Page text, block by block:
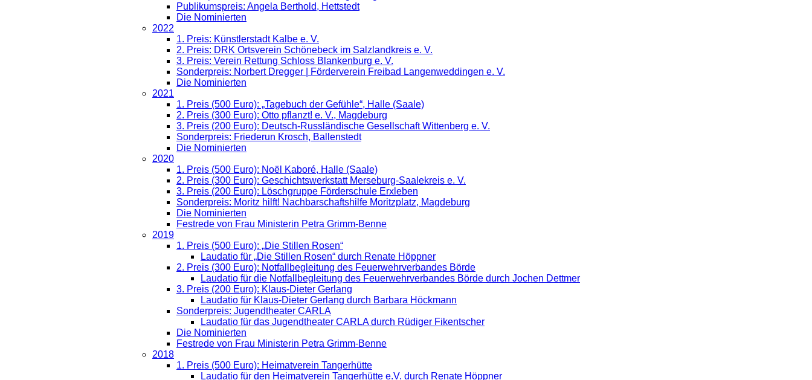
Publikumspreis: Angela Berthold, Hettstedt
Die Nominierten
2022
1. Preis: Künstlerstadt Kalbe e. V.
2. Preis: DRK Ortsverein Schönebeck im Salzlandkreis e. V.
3. Preis: Verein Rettung Schloss Blankenburg e. V.
Sonderpreis: Norbert Dregger | Förderverein Freibad Langenweddingen e. V.
Die Nominierten
2021
1. Preis (500 Euro): „Tagebuch der Gefühle“, Halle (Saale)
2. Preis (300 Euro): Otto pflanzt! e. V., Magdeburg
3. Preis (200 Euro): Deutsch-Russländische Gesellschaft Wittenberg e. V.
Sonderpreis: Friederun Krosch, Ballenstedt
Die Nominierten
2020
1. Preis (500 Euro): Noël Kaboré, Halle (Saale)
2. Preis (300 Euro): Geschichtswerkstatt Merseburg-Saalekreis e. V.
3. Preis (200 Euro): Löschgruppe Förderschule Erxleben
Sonderpreis: Moritz hilft! Nachbarschaftshilfe Moritzplatz, Magdeburg
Die Nominierten
Festrede von Frau Ministerin Petra Grimm-Benne
2019
1. Preis (500 Euro): „Die Stillen Rosen“
Laudatio für „Die Stillen Rosen“ durch Renate Höppner
2. Preis (300 Euro): Notfallbegleitung des Feuerwehrverbandes Börde
Laudatio für die Notfallbegleitung des Feuerwehrverbandes Börde durch Jochen Dettmer
3. Preis (200 Euro): Klaus-Dieter Gerlang
Laudatio für Klaus-Dieter Gerlang durch Barbara Höckmann
Sonderpreis: Jugendtheater CARLA
Laudatio für das Jugendtheater CARLA durch Rüdiger Fikentscher
Die Nominierten
Festrede von Frau Ministerin Petra Grimm-Benne
2018
1. Preis (500 Euro): Heimatverein Tangerhütte
Laudatio für den Heimatverein Tangerhütte e.V. durch Renate Höppner